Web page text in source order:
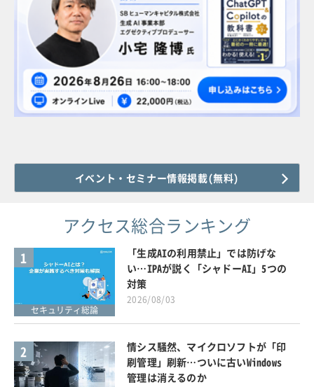
イベント・セミナー情報掲載(無料)
アクセス総合ランキング
1
セキュリティ総論
「生成AIの利用禁止」では防げな
い…IPAが説く「シャドーAI」5つの
対策
2026/08/03
2
情シス騒然、マイクロソフトが「印
刷管理」刷新…ついに古いWindows
管理は消えるのか